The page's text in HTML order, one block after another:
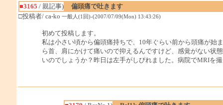
■3165 / 親記事)
偏頭痛で吐きます
□投稿者/ ca-ko 一般人(1回)-(2007/07/09(Mon) 13:43:26)
初めて投稿します。
私は小さい頃から偏頭痛持ちで、10年ぐらい前から頭痛が始
ら首、肩にかけて痛いので抑えるんですけど、感覚がない状
いのでしょうか？昨日は左手がしびれました。病院でMRIを